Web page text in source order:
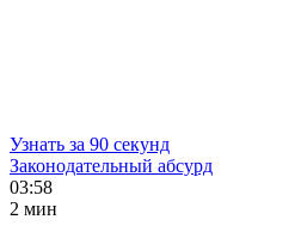
Узнать за 90 секунд
Законодательный абсурд
03:58
2 мин